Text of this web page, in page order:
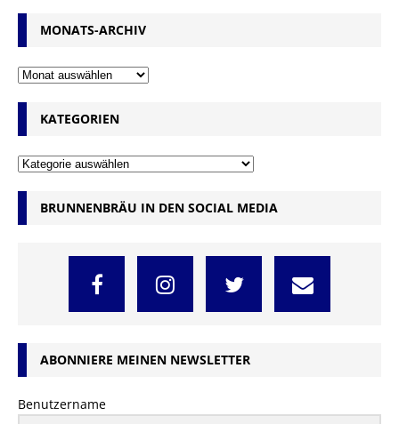
MONATS-ARCHIV
KATEGORIEN
BRUNNENBRÄU IN DEN SOCIAL MEDIA
ABONNIERE MEINEN NEWSLETTER
Benutzername